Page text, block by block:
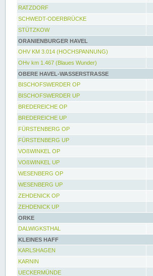
RATZDORF
SCHWEDT-ODERBRÜCKE
STÜTZKOW
ORANIENBURGER HAVEL
OHV KM 3.014 (HOCHSPANNUNG)
OHv km 1.467 (Blaues Wunder)
OBERE HAVEL-WASSERSTRASSE
BISCHOFSWERDER OP
BISCHOFSWERDER UP
BREDEREICHE OP
BREDEREICHE UP
FÜRSTENBERG OP
FÜRSTENBERG UP
VOßWINKEL OP
VOßWINKEL UP
WESENBERG OP
WESENBERG UP
ZEHDENICK OP
ZEHDENICK UP
ORKE
DALWIGKSTHAL
KLEINES HAFF
KARLSHAGEN
KARNIN
UECKERMÜNDE